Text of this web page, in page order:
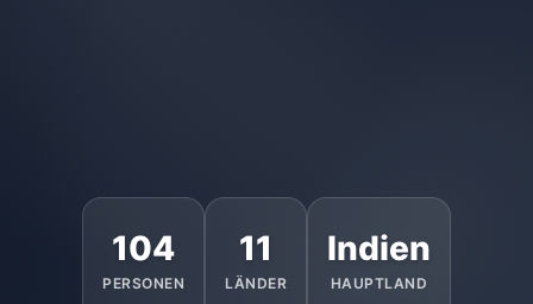
104
PERSONEN
11
LÄNDER
Indien
HAUPTLAND